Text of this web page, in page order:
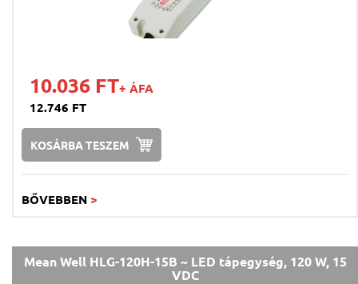
10.036 FT+ ÁFA
12.746 FT
KOSÁRBA TESZEM
BŐVEBBEN >
Mean Well HLG-120H-15B ~ LED tápegység, 120 W, 15
VDC